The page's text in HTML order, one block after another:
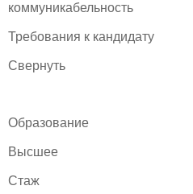
коммуникабельность
Требования к кандидату
Свернуть
Образование
Высшее
Стаж